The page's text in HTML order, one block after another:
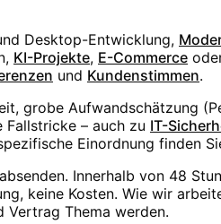
Desktop-Entwicklung,
KI-Projekte, E-Commerce
und Kundenstimmen.
grobe Aufwandschätzung
– auch zu IT-
Einordnung finden
Innerhalb von 48
keine Kosten. Wie wir
Vertrag Thema werden.